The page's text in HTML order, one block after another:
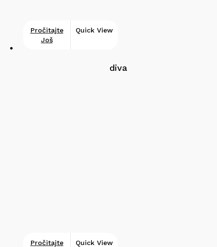
Pročitajte
Još
Quick View
diva
Pročitajte Quick View